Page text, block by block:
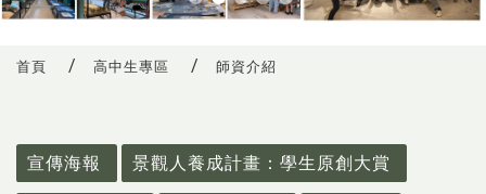
首頁 高中生專區 師資介紹
宣傳海報
景觀人養成計畫：學生原創大賞